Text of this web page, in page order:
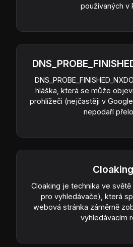
používaných v
hláška, která se může
prohlížeči (nejčastěji v
nepodaří
Cloaking
Cloaking je technika ve světě
pro vyhledávače), která
webová stránka záměrně
vyhledávacím